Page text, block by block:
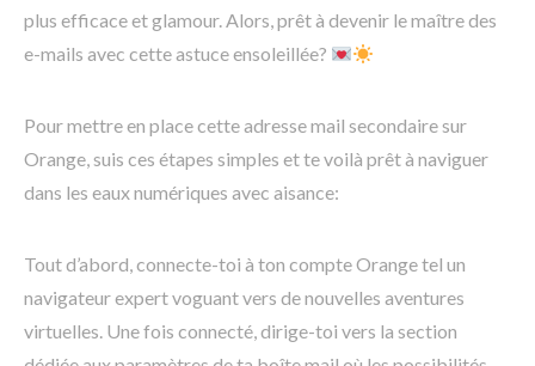
plus efficace et glamour. Alors, prêt à devenir le maître des
e-mails avec cette astuce ensoleillée?
Pour mettre en place cette adresse mail secondaire sur
Orange, suis ces étapes simples et te voilà prêt à naviguer
dans les eaux numériques avec aisance:
Tout d’abord, connecte-toi à ton compte Orange tel un
navigateur expert voguant vers de nouvelles aventures
virtuelles. Une fois connecté, dirige-toi vers la section